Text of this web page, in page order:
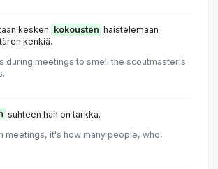
kesken kokousten haistelemaan
kenkiä.
during meetings to smell the scoutmaster's
suhteen hän on tarkka.
meetings, it's how many people, who,